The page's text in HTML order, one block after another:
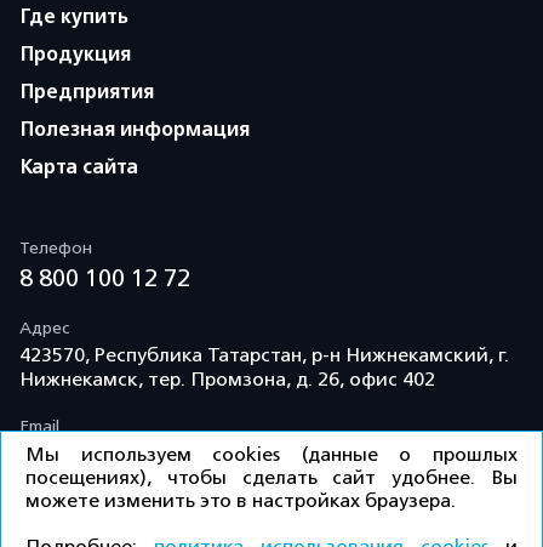
Где купить
Продукция
Предприятия
Полезная информация
Карта сайта
Телефон
8 800 100 12 72
Адрес
423570, Республика Татарстан, р-н Нижнекамский, г.
Нижнекамск, тер. Промзона, д. 26, офис 402
Email
info@td-kama.com
©ООО «Торговый дом «Кама» 2026 / Все права
Мы используем cookies (данные о прошлых
посещениях), чтобы сделать сайт удобнее. Вы
можете изменить это в настройках браузера.